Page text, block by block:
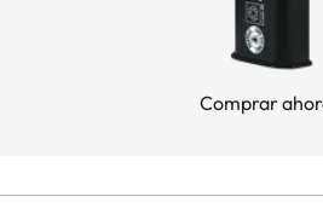
Comprar